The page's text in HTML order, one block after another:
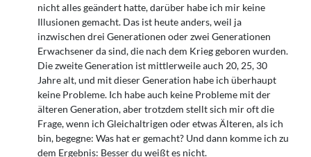
nicht alles geändert hatte, darüber habe ich mir keine
Illusionen gemacht. Das ist heute anders, weil ja
inzwischen drei Generationen oder zwei Generationen
Erwachsener da sind, die nach dem Krieg geboren wurden.
Die zweite Generation ist mittlerweile auch 20, 25, 30
Jahre alt, und mit dieser Generation habe ich überhaupt
keine Probleme. Ich habe auch keine Probleme mit der
älteren Generation, aber trotzdem stellt sich mir oft die
Frage, wenn ich Gleichaltrigen oder etwas Älteren, als ich
bin, begegne: Was hat er gemacht? Und dann komme ich zu
dem Ergebnis: Besser du weißt es nicht.